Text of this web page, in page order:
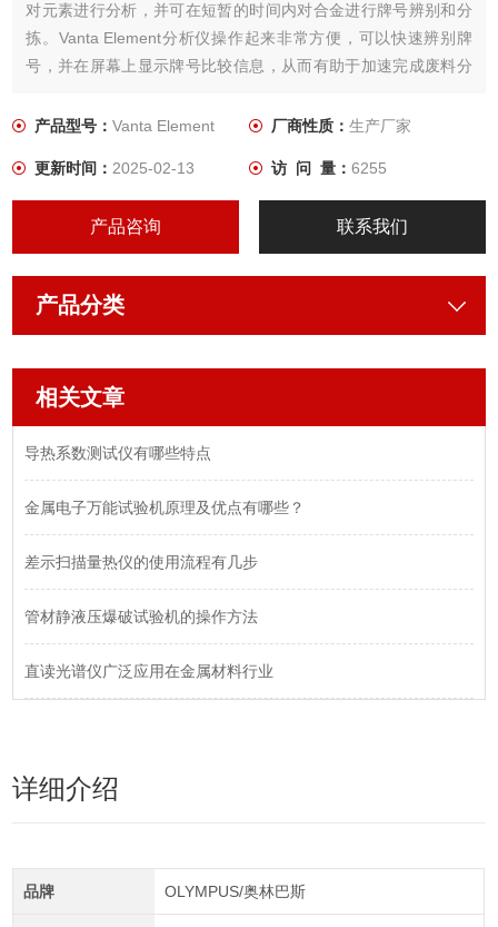
对元素进行分析，并可在短暂的时间内对合金进行牌号辨别和分
拣。Vanta Element分析仪操作起来非常方便，可以快速辨别牌
号，并在屏幕上显示牌号比较信息，从而有助于加速完成废料分
产品型号：Vanta Element 厂商性质： 生产厂家
更新时间：2025-02-13 访 问 量： 6255
产品咨询 联系我们
产品分类
相关文章
导热系数测试仪有哪些特点
金属电子万能试验机原理及优点有哪些？
差示扫描量热仪的使用流程有几步
管材静液压爆破试验机的操作方法
直读光谱仪广泛应用在金属材料行业
详细介绍
品牌 OLYMPUS/奥林巴斯